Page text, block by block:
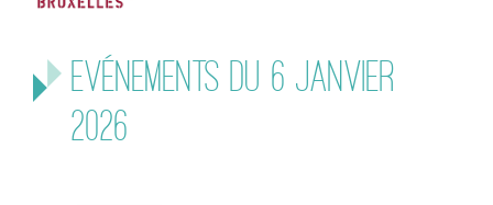
Evénements du 6 janvier
2026